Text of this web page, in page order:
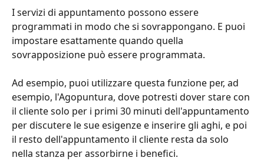
I servizi di appuntamento possono essere
programmati in modo che si sovrappongano. E puoi
impostare esattamente quando quella
sovrapposizione può essere programmata.
Ad esempio, puoi utilizzare questa funzione per, ad
esempio, l'Agopuntura, dove potresti dover stare con
il cliente solo per i primi 30 minuti dell'appuntamento
per discutere le sue esigenze e inserire gli aghi, e poi
il resto dell'appuntamento il cliente resta da solo
nella stanza per assorbirne i benefici.